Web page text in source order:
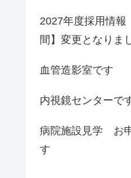
2027年度採用情
間】変更となりま
血管造影室です
内視鏡センターで
病院施設見学 お
す